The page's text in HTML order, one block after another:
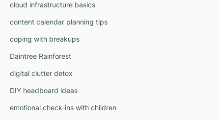
cloud infrastructure basics
content calendar planning tips
coping with breakups
Daintree Rainforest
digital clutter detox
DIY headboard ideas
emotional check-ins with children